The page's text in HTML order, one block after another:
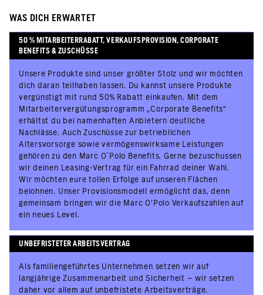
WAS DICH ERWARTET
50 % MITARBEITERRABATT, VERKAUFSPROVISION, CORPORATE
BENEFITS & ZUSCHÜSSE
Unsere Produkte sind unser größter Stolz und wir möchten
dich daran teilhaben lassen. Du kannst unsere Produkte
vergünstigt mit rund 50% Rabatt einkaufen. Mit dem
Mitarbeitervergütungsprogramm „Corporate Benefits“
erhältst du bei namenhaften Anbietern deutliche
Nachlässe. Auch Zuschüsse zur betrieblichen
Altersvorsorge sowie vermögenswirksame Leistungen
gehören zu den Marc O´Polo Benefits. Gerne bezuschussen
wir deinen Leasing-Vertrag für ein Fahrrad deiner Wahl.
Wir möchten eure tollen Erfolge auf unseren Flächen
belohnen. Unser Provisionsmodell ermöglicht das, denn
gemeinsam bringen wir die Marc O’Polo Verkaufszahlen auf
ein neues Level.
UNBEFRISTETER ARBEITSVERTRAG
Als familiengeführtes Unternehmen setzen wir auf
langjährige Zusammenarbeit und Sicherheit – wir setzen
daher vor allem auf unbefristete Arbeitsverträge.